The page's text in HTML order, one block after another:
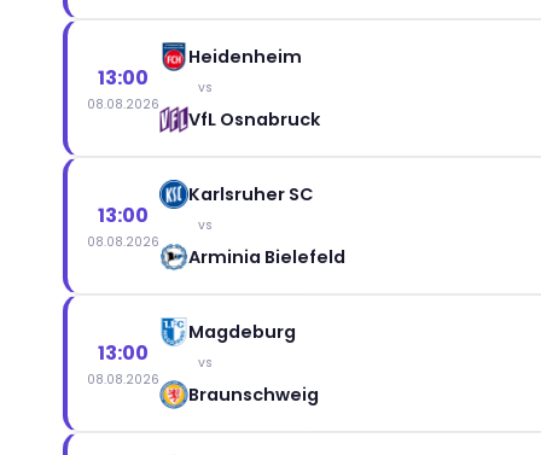
13:00
08.08.2026
Heidenheim
vs
VfL Osnabruck
13:00
08.08.2026
Karlsruher SC
vs
Arminia Bielefeld
13:00
08.08.2026
Magdeburg
vs
Braunschweig